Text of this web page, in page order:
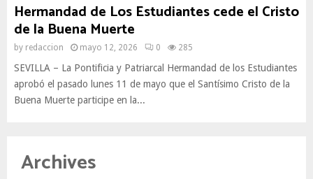
Hermandad de Los Estudiantes cede el Cristo
de la Buena Muerte
by redaccion mayo 12, 2026 0 285
SEVILLA – La Pontificia y Patriarcal Hermandad de los Estudiantes
aprobó el pasado lunes 11 de mayo que el Santísimo Cristo de la
Buena Muerte participe en la...
Archives